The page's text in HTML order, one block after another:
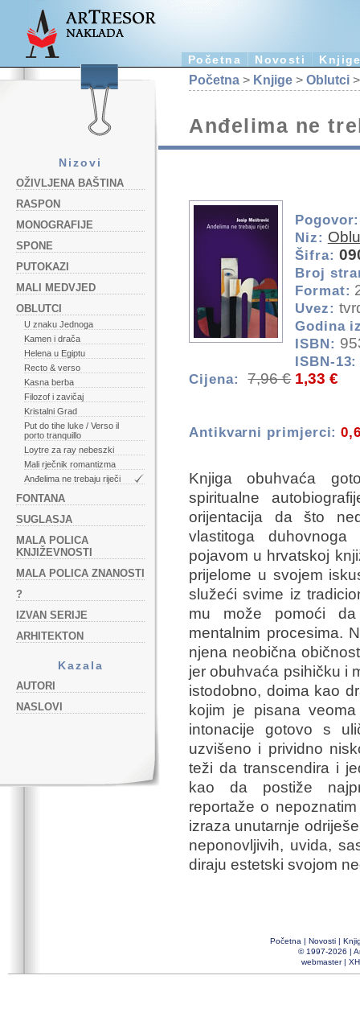
Početna Novosti
Nizovi
OŽIVLJENA BAŠTINA
RASPON
MONOGRAFIJE
SPONE
PUTOKAZI
MALI MEDVJED
OBLUTCI
U znaku Jednoga
Kamen i drača
Helena u Egiptu
Recto & verso
Kasna berba
Filozof i zavičaj
Kristalni Grad
Put do tihe luke / Verso il
porto tranquillo
Loytre za ray nebeszki
Mali rječnik romantizma
Anđelima ne trebaju riječi
FONTANA
SUGLASJA
MALA POLICA
KNJIŽEVNOSTI
MALA POLICA ZNANOSTI
?
IZVAN SERIJE
ARHITEKTON
Kazala
AUTORI
NASLOVI
Početna > Knjige > Oblutci
Anđelima ne
Pogovor:
Niz:
Šifra:
Broj
Format:
Uvez:
Godina
ISBN:
ISBN-13:
Cijena:
7,96 € 1,33 €
Antikvarni primjerci:
Knjiga obuhvaća
spiritualne
orijentacija da što
vlastitoga
pojavom u hrvatskoj
prijelome u svojem
služeći svime iz
mu može pomoći da
mentalnim procesima.
njena neobična običnost
jer obuhvaća psihičku i
istodobno, doima kao
kojim je pisana
intonacije gotovo s
uzvišeno i prividno
teži da transcendira i
kao da postiže
reportaže o
izraza unutarnje
neponovljivih, uvida,
diraju estetski svojom
Početna | Novosti |
© 1997-2026 |
webmaster|